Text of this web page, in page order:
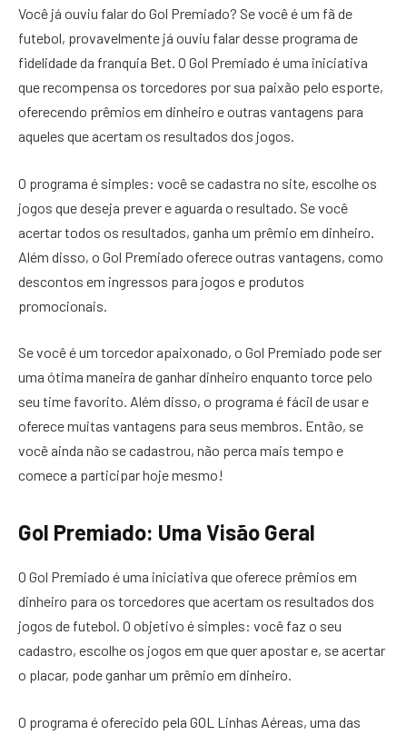
Você já ouviu falar do Gol Premiado? Se você é um fã de
futebol, provavelmente já ouviu falar desse programa de
fidelidade da franquia Bet. O Gol Premiado é uma iniciativa
que recompensa os torcedores por sua paixão pelo esporte,
oferecendo prêmios em dinheiro e outras vantagens para
aqueles que acertam os resultados dos jogos.
O programa é simples: você se cadastra no site, escolhe os
jogos que deseja prever e aguarda o resultado. Se você
acertar todos os resultados, ganha um prêmio em dinheiro.
Além disso, o Gol Premiado oferece outras vantagens, como
descontos em ingressos para jogos e produtos
promocionais.
Se você é um torcedor apaixonado, o Gol Premiado pode ser
uma ótima maneira de ganhar dinheiro enquanto torce pelo
seu time favorito. Além disso, o programa é fácil de usar e
oferece muitas vantagens para seus membros. Então, se
você ainda não se cadastrou, não perca mais tempo e
comece a participar hoje mesmo!
Gol Premiado: Uma Visão Geral
O Gol Premiado é uma iniciativa que oferece prêmios em
dinheiro para os torcedores que acertam os resultados dos
jogos de futebol. O objetivo é simples: você faz o seu
cadastro, escolhe os jogos em que quer apostar e, se acertar
o placar, pode ganhar um prêmio em dinheiro.
O programa é oferecido pela GOL Linhas Aéreas, uma das